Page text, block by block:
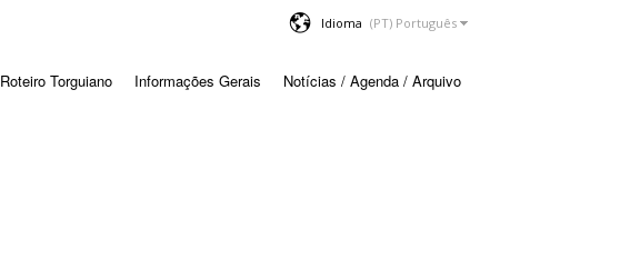
Idioma
Roteiro Torguiano Informações Gerais Notícias / Agenda / Arquivo